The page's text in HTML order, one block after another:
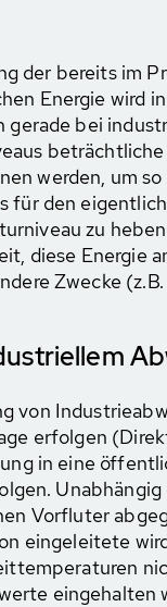
der bereits im
Energie wird
gerade bei
werden, um
für den
zu
diese Energie
Zwecke
von
erfolgen
in eine
Unabhängig
Vorfluter
eingeleitete
eingehalten